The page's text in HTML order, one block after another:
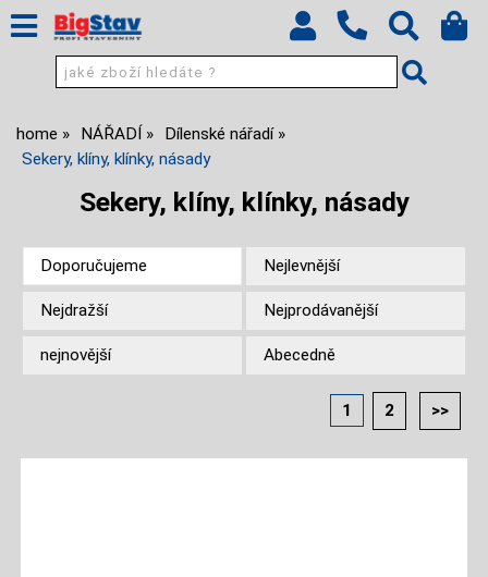
home NÁŘADÍ
Dílenské nářadí
Sekery, klíny, klínky, násady
Sekery, klíny, klínky, násady
Doporučujeme Nejlevnější
Nejdražší Nejprodávanější
nejnovější Abecedně
1 2 >>